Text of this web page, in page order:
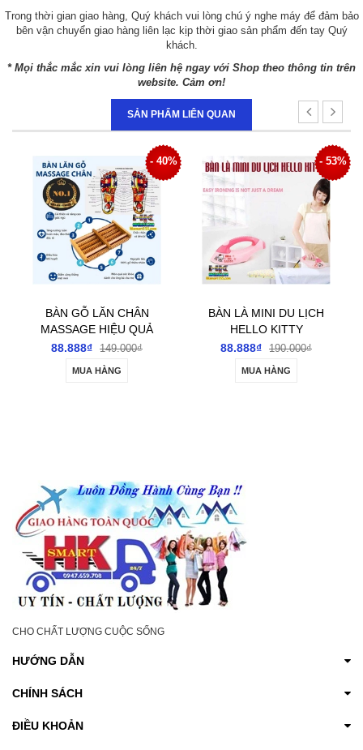
Trong thời gian giao hàng, Quý khách vui lòng chú ý nghe máy để đảm bảo
bên vận chuyển giao hàng liên lạc kịp thời giao sản phẩm đến tay Quý
khách.
* Mọi thắc mắc xin vui lòng liên hệ ngay với Shop theo thông tin trên
website. Cảm ơn!
SẢN PHẨM LIÊN QUAN
- 53%
BÀN LÀ MINI DU LỊCH
HELLO KITTY
88.888₫
190.000₫
MUA HÀNG
- 33%
BẢNG SỐ ĐIỆN THOẠI
GẮN Ô TÔ KHI DỪNG
ĐỖ XE
66.666₫ 99.000₫
TÙY CHỌN
CHO CHẤT LƯỢNG CUỘC SỐNG
HƯỚNG DẪN
CHÍNH SÁCH
ĐIỀU KHOẢN